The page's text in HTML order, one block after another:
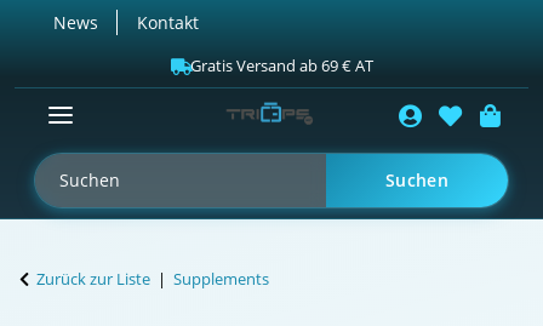
News Kontakt
Gratis Versand ab 69 € AT
Suchen
Zurück zur Liste Supplements